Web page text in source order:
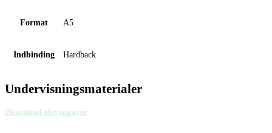
Format A5
Indbinding Hardback
Undervisningsmaterialer
Download elevopgaver